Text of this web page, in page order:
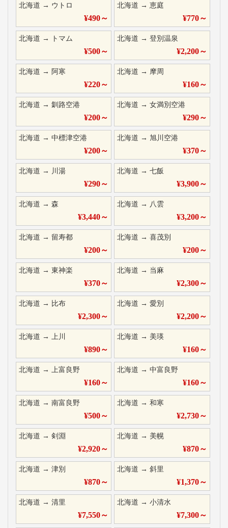
北海道 → ウトロ
¥490～
北海道 →恵庭
¥770～
北海道 → トマム
¥500～
北海道 →登別温泉
¥2,200～
北海道 → 阿寒
¥220～
北海道 → 摩周
¥160～
北海道 → 釧路空港
¥200～
北海道 →女満別空港
¥290～
北海道 → 中標津空港
¥200～
北海道 →旭川空港
¥370～
北海道 → 川湯
¥290～
北海道 →七飯
¥3,900～
北海道 → 森
¥3,440～
北海道 → 八雲
¥3,200～
北海道 → 留寿都
¥200～
北海道 →喜茂別
¥200～
北海道 → 東神楽
¥370～
北海道 → 当麻
¥2,300～
北海道 → 比布
¥2,300～
北海道 →愛別
¥2,200～
北海道 → 上川
¥890～
北海道 → 美瑛
¥160～
北海道 → 上富良野
¥160～
北海道 →中富良野
¥160～
北海道 → 南富良野
¥500～
北海道 →和寒
¥2,730～
北海道 → 剣淵
¥2,920～
北海道 → 美幌
¥870～
北海道 → 津別
¥870～
北海道 →斜里
¥1,370～
北海道 → 清里
¥7,550～
北海道 →小清水
¥7,300～